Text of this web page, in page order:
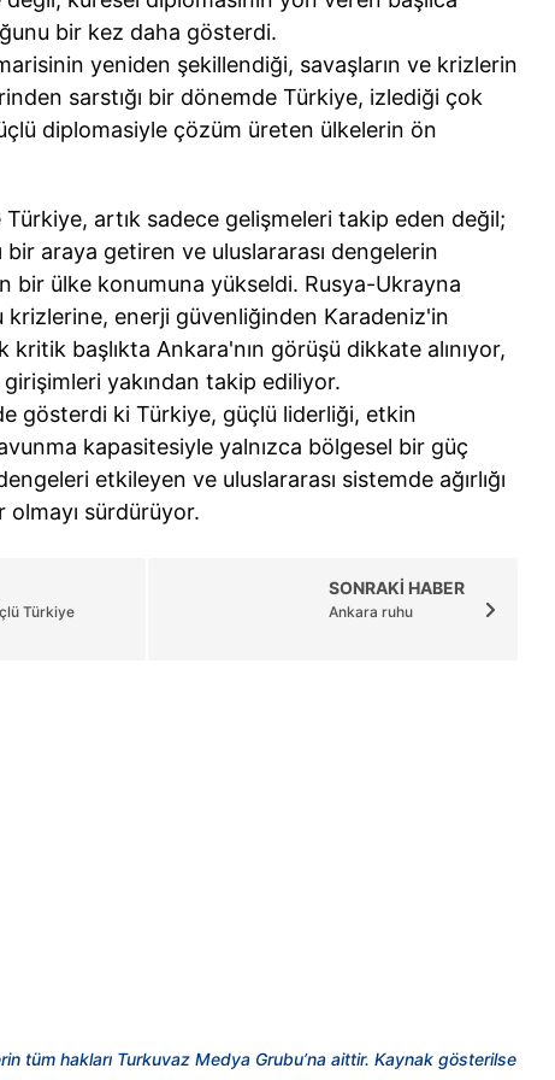
kullanılan çerezlerle ilgili bilgi almak için lütfen
tıklayınız
bir kez daha gösterdi.
yeniden şekillendiği, savaşların ve krizlerin
sarstığı bir dönemde Türkiye, izlediği çok
diplomasiyle çözüm üreten ülkelerin ön
Türkiye, artık sadece gelişmeleri takip eden değil;
bir araya getiren ve uluslararası dengelerin
bir ülke konumuna yükseldi. Rusya-Ukrayna
krizlerine, enerji güvenliğinden Karadeniz'in
kritik başlıkta Ankara'nın görüşü dikkate alınıyor,
yakından takip ediliyor.
gösterdi ki Türkiye, güçlü liderliği, etkin
kapasitesiyle yalnızca bölgesel bir güç
etkileyen ve uluslararası sistemde ağırlığı
sürdürüyor.
Türkiye
SONRAKİ HABER
Ankara ruhu
tüm hakları Turkuvaz Medya Grubu’na aittir. Kaynak gösterilse